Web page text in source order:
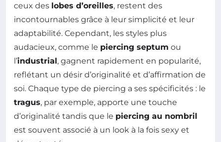
ceux des lobes d’oreilles, restent des
incontournables grâce à leur simplicité et leur
adaptabilité. Cependant, les styles plus
audacieux, comme le piercing septum ou
l’industrial, gagnent rapidement en popularité,
reflétant un désir d’originalité et d’affirmation de
soi. Chaque type de piercing a ses spécificités : le
tragus, par exemple, apporte une touche
d’originalité tandis que le piercing au nombril
est souvent associé à un look à la fois sexy et